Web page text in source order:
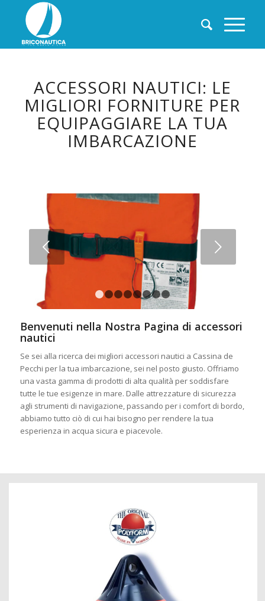
ACCESSORI NAUTICI: LE
MIGLIORI FORNITURE PER
EQUIPAGGIARE LA TUA
IMBARCAZIONE
Succ
1 2 3 4 5
Benvenuti nella Nostra Pagina di accessori
nautici
Se sei alla ricerca dei migliori accessori nautici a Cassina de
Pecchi per la tua imbarcazione, sei nel posto giusto. Offriamo
una vasta gamma di prodotti di alta qualità per soddisfare
tutte le tue esigenze in mare. Dalle attrezzature di sicurezza
agli strumenti di navigazione, passando per i comfort di bordo,
abbiamo tutto ciò di cui hai bisogno per rendere la tua
esperienza in acqua sicura e piacevole.